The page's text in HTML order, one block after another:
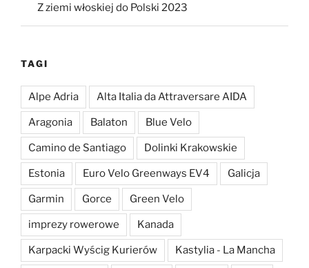
Z ziemi włoskiej do Polski 2023
TAGI
Alpe Adria Alta Italia da Attraversare AIDA
Aragonia Balaton Blue Velo
Camino de Santiago Dolinki Krakowskie
Estonia Euro Velo Greenways EV4 Galicja
Garmin Gorce Green Velo
imprezy rowerowe Kanada
Karpacki Wyścig Kurierów Kastylia - La Mancha